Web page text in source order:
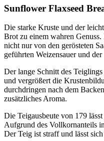
Sunflower Flaxseed
Die starke Kruste und der
Brot zu einem wahren
nicht nur von den gerösteten
geführten Weizensauer und
Der lange Schnitt des
und vergrößert die
durchdringen nach dem
zusätzliches Aroma.
Die Teigausbeute von 179
Aufgrund des Vollkornanteils
Der Teig ist straff und lässt